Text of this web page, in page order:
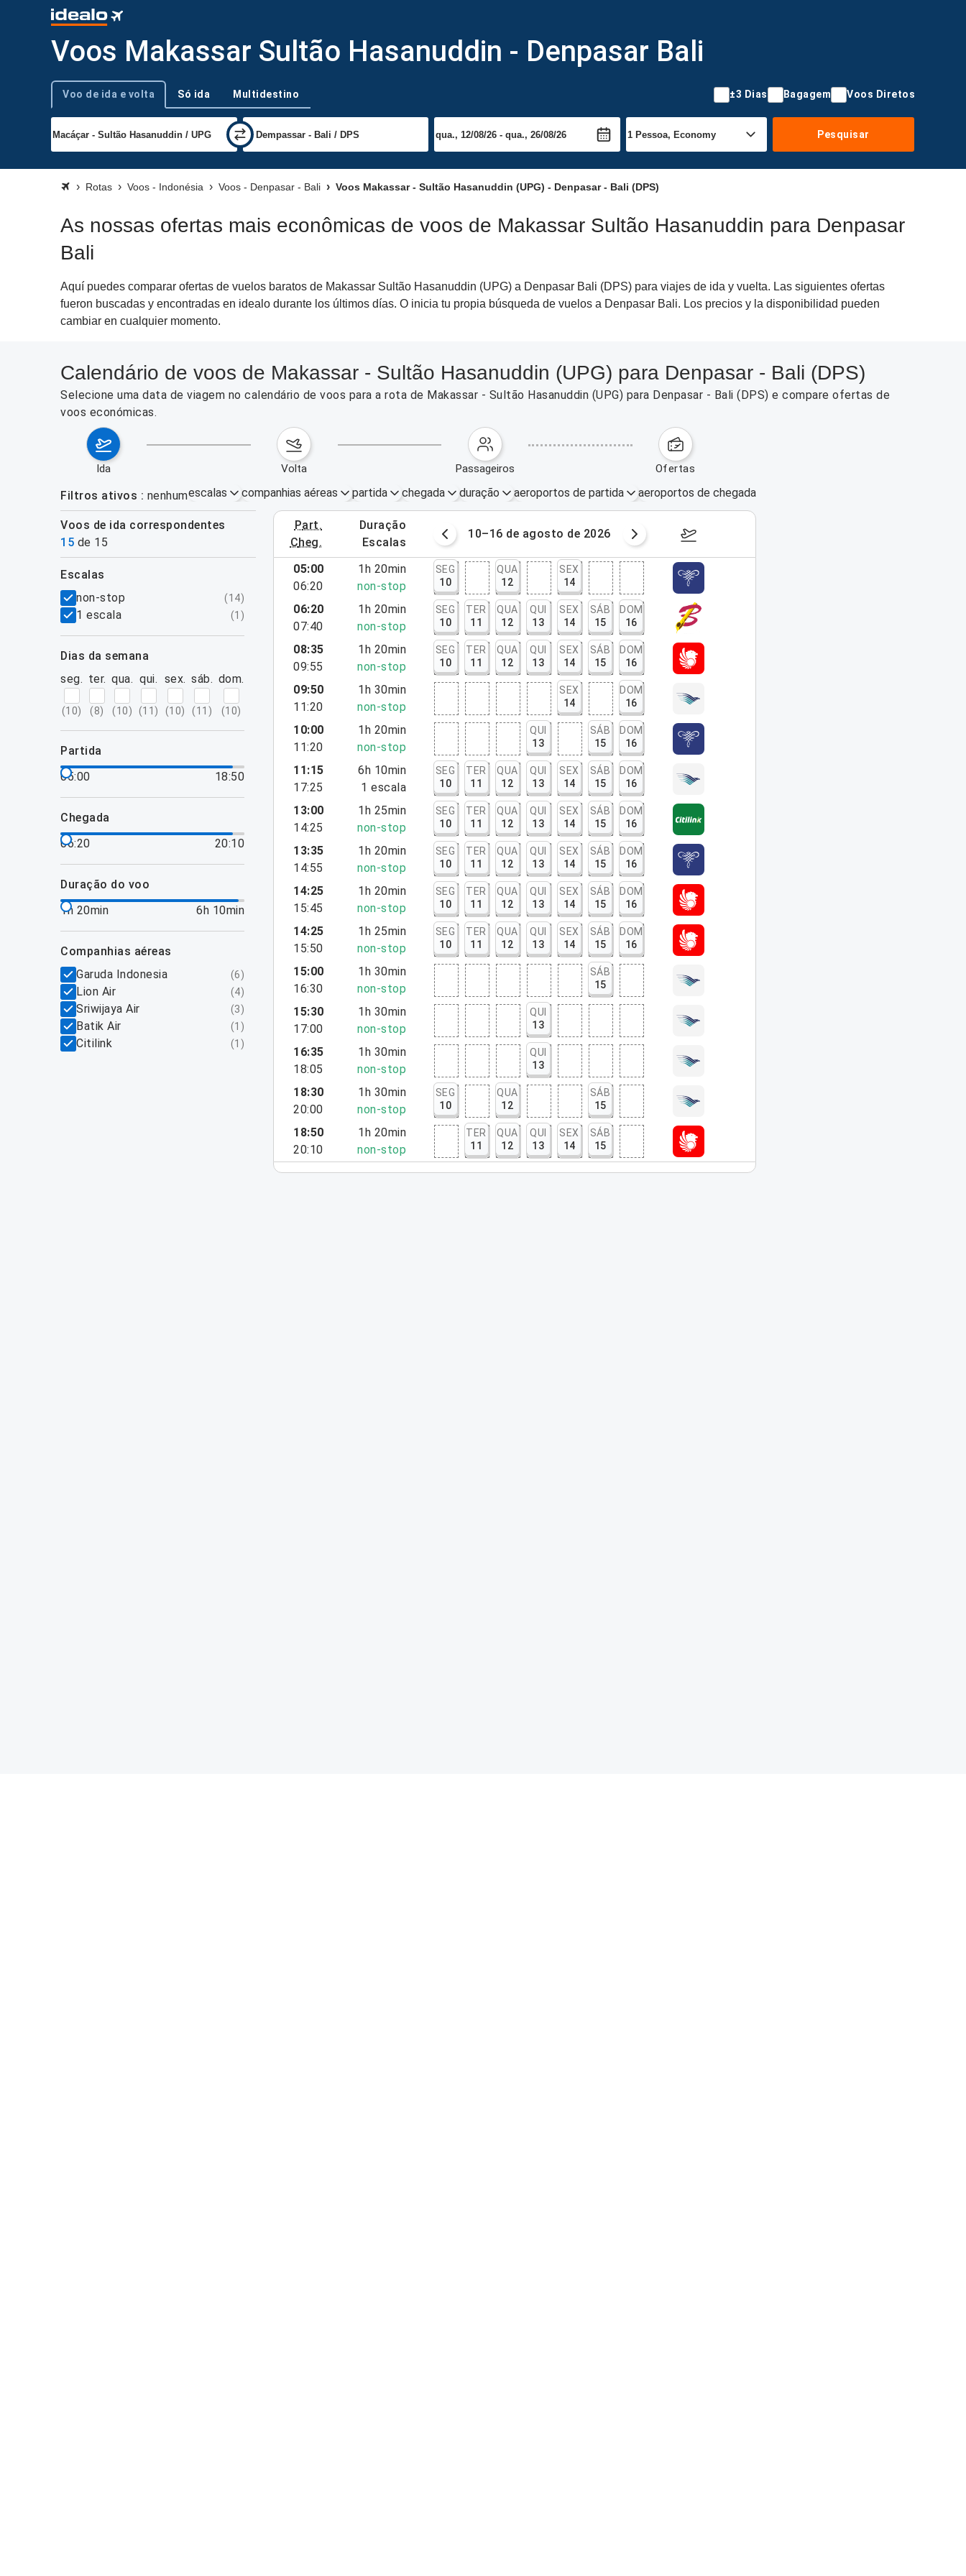
Voos Makassar Sultão Hasanuddin - Denpasar Bali
Tipo de viagem
Voo de ida e volta Só ida Multidestino ±3 Dias Bagagem Voos Diretos
Pesquisar
Rotas Voos - Indonésia Voos - Denpasar - Bali Voos Makassar - Sultão Hasanuddin (UPG) - Denpasar - Bali (DPS)
As nossas ofertas mais econômicas de voos de Makassar Sultão Hasanuddin para Denpasar
Bali
Aquí puedes comparar ofertas de vuelos baratos de Makassar Sultão Hasanuddin (UPG) a Denpasar Bali (DPS) para viajes de ida y vuelta. Las siguientes ofertas
fueron buscadas y encontradas en idealo durante los últimos días. O inicia tu propia búsqueda de vuelos a Denpasar Bali. Los precios y la disponibilidad pueden
cambiar en cualquier momento.
Calendário de voos de Makassar - Sultão Hasanuddin (UPG) para Denpasar - Bali (DPS)
Selecione uma data de viagem no calendário de voos para a rota de Makassar - Sultão Hasanuddin (UPG) para Denpasar - Bali (DPS) e compare ofertas de
voos económicas.
ida volta passageiros ofertas
Filtros ativos nenhumescalas companhias aéreas partida chegada duração aeroportos de partida aeroportos de chegada
Voos de ida correspondentes
15 de 15
part.
cheg.
duração
escalas
3–9 de agosto de 2026 10–16 de agosto de 2026 17–23 de agosto de 2026
filtros
escalas
non-stop
(14)
1 escala (1 )
dias da semana
seg.
(10)
ter.
(8)
qua.
(10)
qui.
(11 )
sex.
(10)
sáb.
(11 )
dom.
(10)
partida
05:00
18:50
chegada
06:20
20:10
duração do voo
1h 20min
6h 10min
companhias aéreas
Garuda Indonesia
(6)
Lion Air (4)
Sriwijaya Air (3)
Batik Air (1 )
Citilink (1 )
05:00
06:20
1h 20min
non-stop
SEG
10
QUA
12
SEX
14
06:20
07:40
1h 20min
non-stop
SEG
10
TER
11
QUA
12
QUI
13
SEX
14
SÁB
15
DOM
16
08:35
09:55
1h 20min
non-stop
SEG
10
TER
11
QUA
12
QUI
13
SEX
14
SÁB
15
DOM
16
09:50
11:20
1h 30min
non-stop
SEX
14
DOM
16
10:00
11:20
1h 20min
non-stop
QUI
13
SÁB
15
DOM
16
11:15
17:25
6h 10min
1 escala
SEG
10
TER
11
QUA
12
QUI
13
SEX
14
SÁB
15
DOM
16
13:00
14:25
1h 25min
non-stop
SEG
10
TER
11
QUA
12
QUI
13
SEX
14
SÁB
15
DOM
16
13:35
14:55
1h 20min
non-stop
SEG
10
TER
11
QUA
12
QUI
13
SEX
14
SÁB
15
DOM
16
14:25
15:45
1h 20min
non-stop
SEG
10
TER
11
QUA
12
QUI
13
SEX
14
SÁB
15
DOM
16
14:25
15:50
1h 25min
non-stop
SEG
10
TER
11
QUA
12
QUI
13
SEX
14
SÁB
15
DOM
16
15:00
16:30
1h 30min
non-stop
SÁB
15
15:30
17:00
1h 30min
non-stop
QUI
13
16:35
18:05
1h 30min
non-stop
QUI
13
18:30
20:00
1h 30min
non-stop
SEG
10
QUA
12
SÁB
15
18:50
20:10
1h 20min
non-stop
TER
11
QUA
12
QUI
13
SEX
14
SÁB
15